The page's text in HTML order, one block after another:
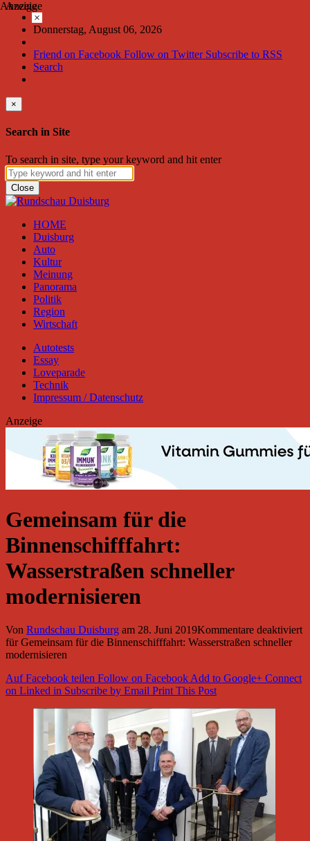
Donnerstag, August 06, 2026
Friend on Facebook Follow on Twitter Subscribe to RSS
Search
×
Search in Site
To search in site, type your keyword and hit enter
Close
HOME
Duisburg
Auto
Kultur
Meinung
Panorama
Politik
Region
Wirtschaft
Autotests
Essay
Loveparade
Technik
Impressum / Datenschutz
Anzeige
Gemeinsam für die
Binnenschifffahrt:
Wasserstraßen schneller
modernisieren
Von Rundschau Duisburg am 28. Juni 2019Kommentare deaktiviert
für Gemeinsam für die Binnenschifffahrt: Wasserstraßen schneller
modernisieren
Auf Facebook teilen Follow on FacebookAdd to Google+ Connect
on Linked in Subscribe by Email Print This Post
Anzeige
×
Anzeige